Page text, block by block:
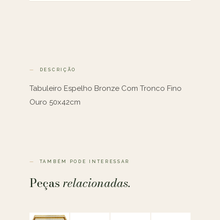
DESCRIÇÃO
Tabuleiro Espelho Bronze Com Tronco Fino
Ouro 50x42cm
TAMBÉM PODE INTERESSAR
Peçasrelacionadas.